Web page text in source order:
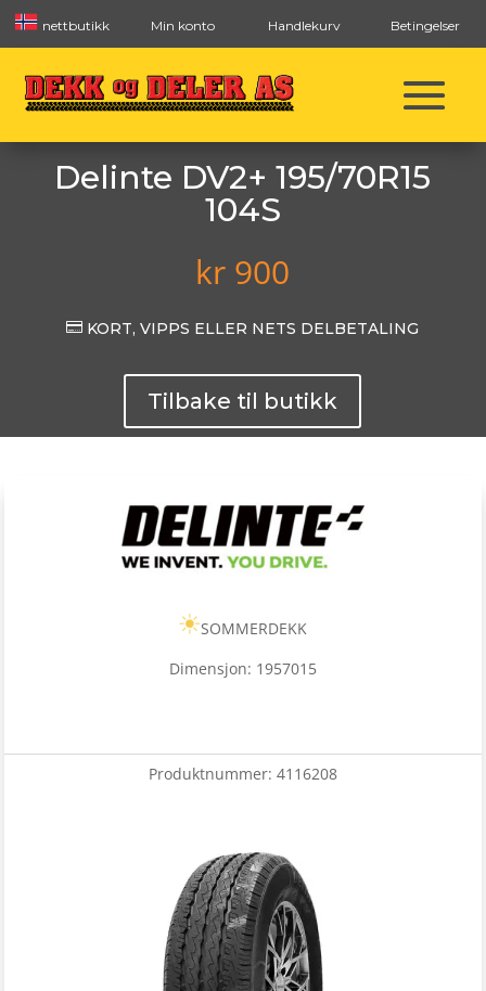
nettbutikk Min konto Handlekurv Betingelser
Delinte DV2+ 195/70R15
104S
kr 900
 KORT, VIPPS ELLER NETS DELBETALING
Tilbake til butikk
SOMMERDEKK
Dimensjon: 1957015
Produktnummer: 4116208